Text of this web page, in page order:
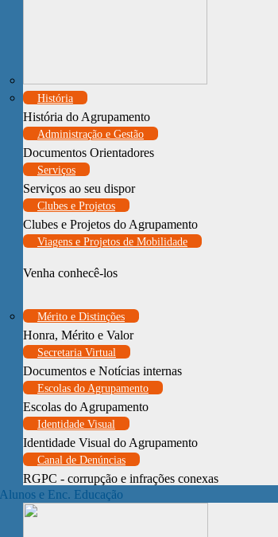
História
História do Agrupamento
Administração e Gestão
Documentos Orientadores
Serviços
Serviços ao seu dispor
Clubes e Projetos
Clubes e Projetos do Agrupamento
Viagens e Projetos de Mobilidade
Venha conhecê-los
Mérito e Distinções
Honra, Mérito e Valor
Secretaria Virtual
Documentos e Notícias internas
Escolas do Agrupamento
Escolas do Agrupamento
Identidade Visual
Identidade Visual do Agrupamento
Canal de Denúncias
RGPC - corrupção e infrações conexas
Alunos e Enc. Educação